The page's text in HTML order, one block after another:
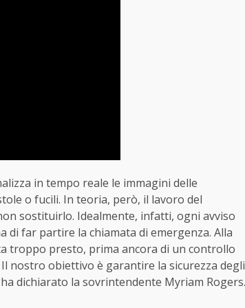
in tempo reale le immagini delle
o fucili. In teoria, però, il lavoro del
sostituirlo. Idealmente, infatti, ogni avviso
di far partire la chiamata di emergenza. Alla
troppo presto, prima ancora di un controllo
nostro obiettivo è garantire la sicurezza degli
dichiarato la sovrintendente Myriam Rogers.